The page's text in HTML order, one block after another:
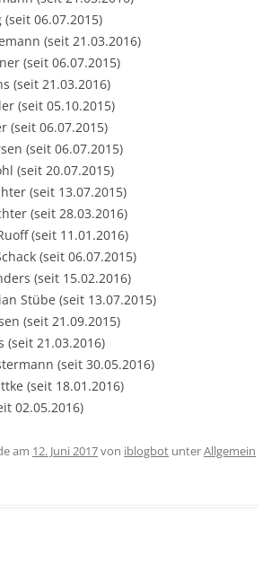
06.07.2015)
(seit 21.03.2016)
(seit 06.07.2015)
(seit 21.03.2016)
(seit 05.10.2015)
(seit 06.07.2015)
(seit 06.07.2015)
(seit 20.07.2015)
(seit 13.07.2015)
(seit 28.03.2016)
(seit 11.01.2016)
(seit 06.07.2015)
(seit 15.02.2016)
Stübe (seit 13.07.2015)
(seit 21.09.2015)
(seit 21.03.2016)
(seit 30.05.2016)
(seit 18.01.2016)
02.05.2016)
am 12. Juni 2017von iblogbot unterAllgemein